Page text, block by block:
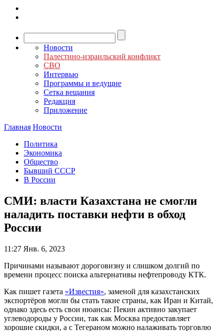
Новости
Палестино-израильский конфликт
СВО
Интервью
Программы и ведущие
Сетка вещания
Редакция
Приложение
Главная Новости
Политика
Экономика
Общество
Бывший СССР
В России
СМИ: власти Казахстана не смогли
наладить поставки нефти в обход
России
11:27 Янв. 6, 2023
Причинами называют дороговизну и слишком долгий по
времени процесс поиска альтернативы нефтепроводу КТК.
Как пишет газета «Известия», заменой для казахстанских
экспортёров могли бы стать такие страны, как Иран и Китай,
однако здесь есть свои нюансы: Пекин активно закупает
углеводороды у России, так как Москва предоставляет
хорошие скидки, а с Тегераном можно налаживать торговлю